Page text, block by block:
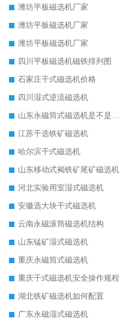
潍坊平板磁选机厂家
潍坊平板磁选机厂家
潍坊平板磁选机厂家
四川平板磁选机磁铁排列图
石家庄干式磁选机价格
四川湿式逆流磁选机
山东永磁筒式磁选机是不是强磁
江苏干选铁矿磁选机
哈尔滨干式磁选机
山东移动式褐铁矿尾矿磁选机
河北实验用室湿式磁选机
安徽选大块干式磁选机
云南永磁滚筒磁选机结构
山东锰矿湿式磁选机
重庆永磁筒式磁选机
重庆干式磁选机安全操作规程
湖北铁矿磁选机如何配置
广东永磁湿式磁选机